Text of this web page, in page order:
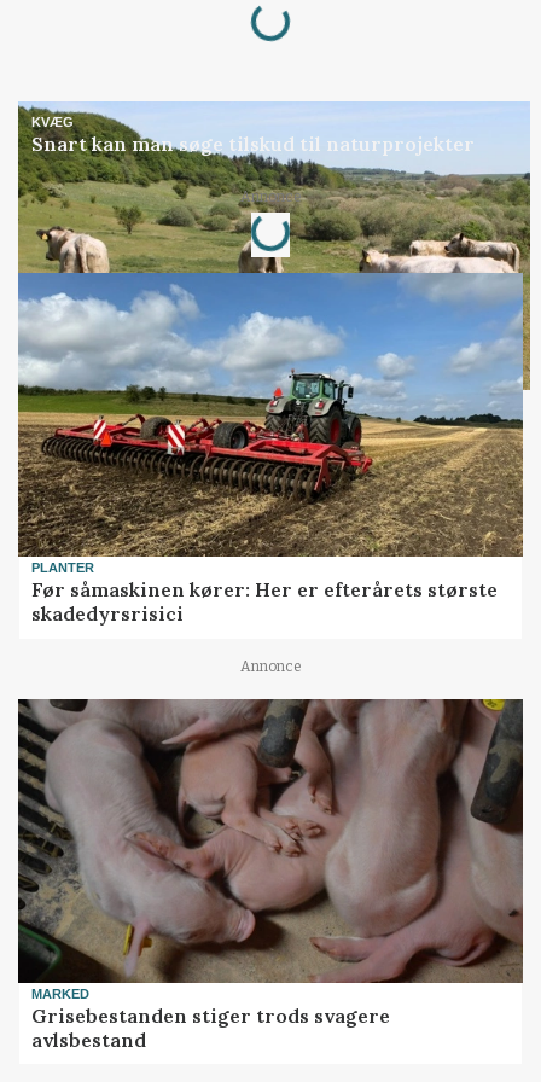
KVÆG
Snart kan man søge tilskud til naturprojekter
Annonce
Loading...
PLANTER
Før såmaskinen kører: Her er efterårets største
skadedyrsrisici
Annonce
MARKED
Grisebestanden stiger trods svagere
avlsbestand